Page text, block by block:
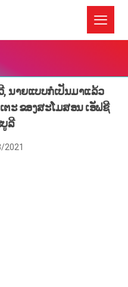
ນາຍແບບກໍເປັນມາແລ້ວ
ະ ຂອງສະໂມສອນ ເອັຟຊີ
ລີ
2021